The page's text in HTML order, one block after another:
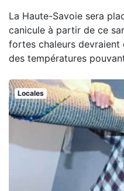
La Haute-Savoie sera
canicule à partir de ce
fortes chaleurs devraient
des températures
Locales